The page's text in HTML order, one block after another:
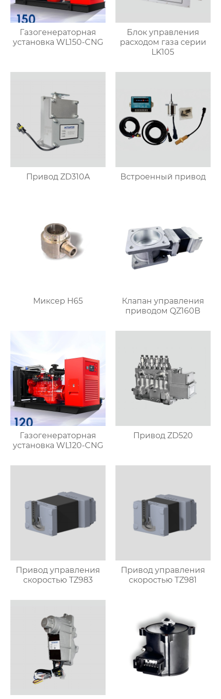
Газогенераторная
установка WL150-CNG
Блок управления
расходом газа серии
LK105
Привод ZD310A Встроенный привод
Миксер H65
Клапан управления
приводом QZ160B
Газогенераторная
установка WL120-CNG
Привод ZD520
Привод управления
скоростью TZ983
Привод управления
скоростью TZ981